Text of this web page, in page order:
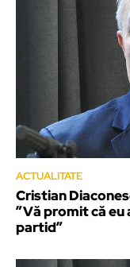
ACTUALITATE
Cristian
”Vă promit că eu
partid”